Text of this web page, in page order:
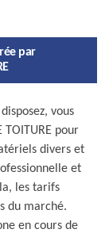
par
vous
TOITURE pour
divers et
et
les tarifs
du marché.
en cours de